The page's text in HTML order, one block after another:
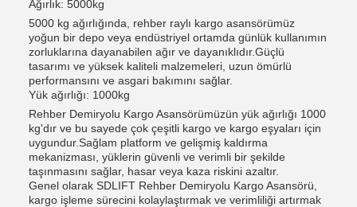
Ağırlık: 5000kg
5000 kg ağırlığında, rehber raylı kargo asansörümüz
yoğun bir depo veya endüstriyel ortamda günlük kullanımın
zorluklarına dayanabilen ağır ve dayanıklıdır.Güçlü
tasarımı ve yüksek kaliteli malzemeleri, uzun ömürlü
performansını ve asgari bakımını sağlar.
Yük ağırlığı: 1000kg
Rehber Demiryolu Kargo Asansörümüzün yük ağırlığı 1000
kg'dır ve bu sayede çok çeşitli kargo ve kargo eşyaları için
uygundur.Sağlam platform ve gelişmiş kaldırma
mekanizması, yüklerin güvenli ve verimli bir şekilde
taşınmasını sağlar, hasar veya kaza riskini azaltır.
Genel olarak SDLIFT Rehber Demiryolu Kargo Asansörü,
kargo işleme sürecini kolaylaştırmak ve verimliliği artırmak